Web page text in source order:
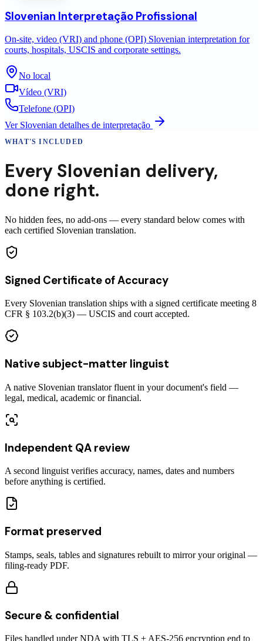
Slovenian Interpretação Profissional
On-site, video (VRI) and phone (OPI) Slovenian interpretation for
courts, hospitals, USCIS and corporate settings.
No local
Vídeo (VRI)
Telefone (OPI)
Ver Slovenian detalhes de interpretação
WHAT'S INCLUDED
Every Slovenian delivery,
done right.
No hidden fees, no add-ons — every standard below comes with
each certified Slovenian translation.
Signed Certificate of Accuracy
Every Slovenian translation ships with a signed certificate meeting 8
CFR § 103.2(b)(3) — USCIS and court accepted.
Native subject-matter linguist
A native Slovenian translator fluent in your document's field —
legal, medical, academic or financial.
Independent QA review
A second linguist verifies accuracy, names, dates and numbers
before anything is certified.
Format preserved
Stamps, seals, tables and signatures rebuilt to mirror your original —
filing-ready PDF.
Secure & confidential
Files handled under NDA with TLS + AES-256 encryption end to